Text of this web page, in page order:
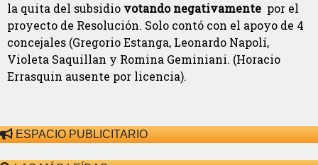
la quita del subsidio votando negativamente por el
proyecto de Resolución. Solo contó con el apoyo de 4
concejales (Gregorio Estanga, Leonardo Napolí,
Violeta Saquillan y Romina Geminiani. (Horacio
Errasquin ausente por licencia).
ESPACIO PUBLICITARIO